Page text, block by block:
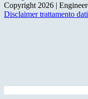
Copyright 2026 |
Disclaimer trattamento